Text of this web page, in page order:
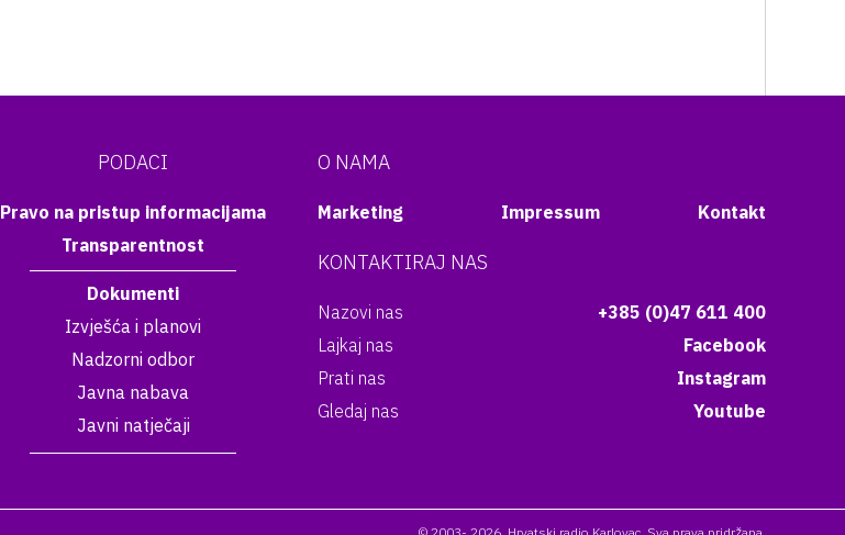
PODACI
Pravo na pristup informacijama
Transparentnost
Dokumenti
Izvješća i planovi
Nadzorni odbor
Javna nabava
Javni natječaji
O NAMA
Marketing Impressum Kontakt
KONTAKTIRAJ NAS
Nazovi nas
+385 (0)47 611 400
Lajkaj nas
Facebook
Prati nas
Instagram
Gledaj nas
Youtube
© 2003- 2026. Hrvatski radio Karlovac. Sva prava pridržana.